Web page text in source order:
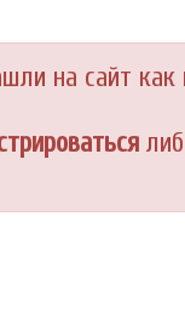
на сайт как